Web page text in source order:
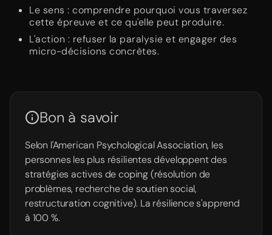
Le sens : comprendre pourquoi vous traversez
cette épreuve et ce qu'elle peut produire.
L'action : refuser la paralysie et engager des
micro-décisions concrètes.
Bon à savoir
Selon l'American Psychological Association, les
personnes les plus résilientes développent des
stratégies actives de coping (résolution de
problèmes, recherche de soutien social,
restructuration cognitive). La résilience s'apprend
à 100 %.